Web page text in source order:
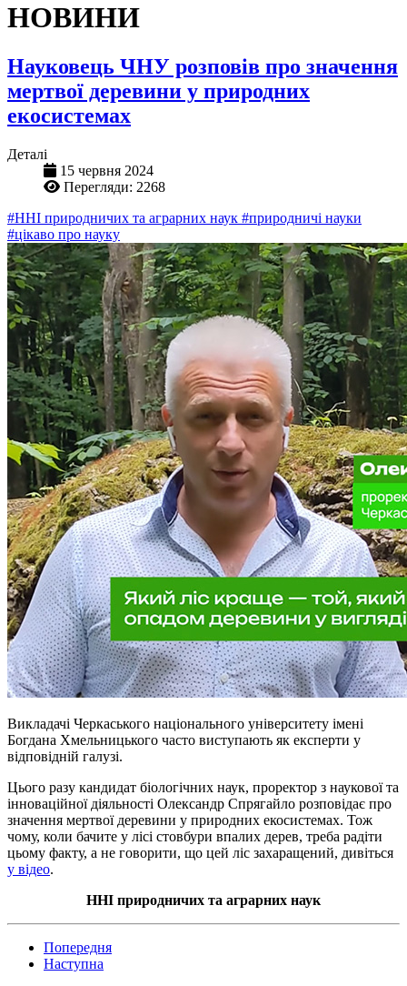
НОВИНИ
Науковець ЧНУ розповів про значення
мертвої деревини у природних
екосистемах
Деталі
15 червня 2024
Перегляди: 2268
#ННІ природничих та аграрних наук #природничі науки
#цікаво про науку
Викладачі Черкаського національного університету імені
Богдана Хмельницького часто виступають як експерти у
відповідній галузі.
Цього разу кандидат біологічних наук, проректор з наукової та
інноваційної діяльності Олександр Спрягайло розповідає про
значення мертвої деревини у природних екосистемах. Тож
чому, коли бачите у лісі стовбури впалих дерев, треба радіти
цьому факту, а не говорити, що цей ліс захаращений, дивіться
у відео.
ННІ природничих та аграрних наук
Попередня
Наступна